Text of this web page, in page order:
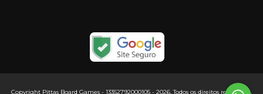
Copyright Pittas Board Games - 13352792000105 - 2026. Todos os direitos reservados.